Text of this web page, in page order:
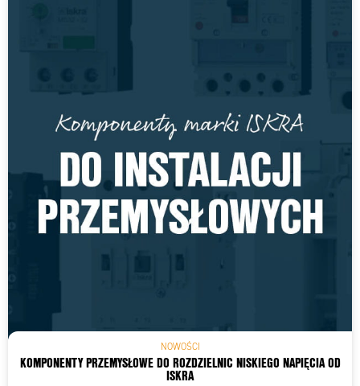
NOWOŚCI
KOMPONENTY PRZEMYSŁOWE DO ROZDZIELNIC NISKIEGO NAPIĘCIA OD
ISKRA